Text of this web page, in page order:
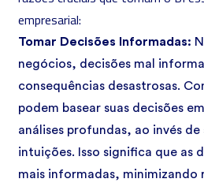
empresarial:
Tomar Decisões Informadas:
negócios, decisões mal
consequências desastrosas.
podem basear suas decisões
análises profundas, ao invés de
intuições. Isso significa que as
mais informadas, minimizando